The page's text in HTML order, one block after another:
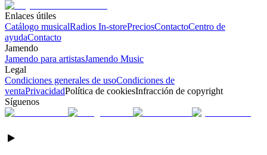
Enlaces útiles
Catálogo musicalRadios In-storePreciosContactoCentro de
ayudaContacto
Jamendo
Jamendo para artistasJamendo Music
Legal
Condiciones generales de usoCondiciones de
ventaPrivacidadPolítica de cookiesInfracción de copyright
Síguenos